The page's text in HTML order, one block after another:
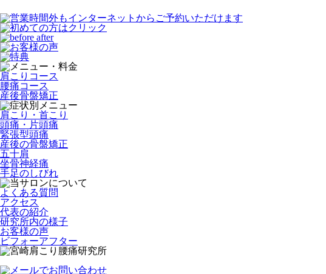
肩こりコース
腰痛コース
産後骨盤矯正
肩こり・首こり
頭痛・片頭痛
緊張型頭痛
産後の骨盤矯正
五十肩
坐骨神経痛
手足のしびれ
よくある質問
アクセス
代表の紹介
研究所内の様子
お客様の声
ビフォーアフター